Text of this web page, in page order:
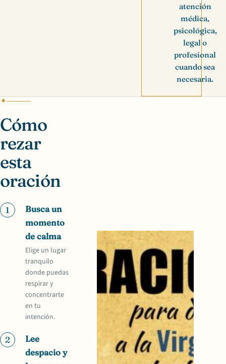
atención
médica,
psicológica,
legal o
profesional
cuando sea
necesaria.
Cómo
rezar
esta
oración
1
Busca un
momento
de calma
Elige un lugar
tranquilo
donde puedas
respirar y
concentrarte
en tu
intención.
2
Lee
despacio y